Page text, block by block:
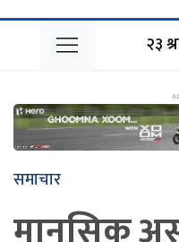
२३
समाचार